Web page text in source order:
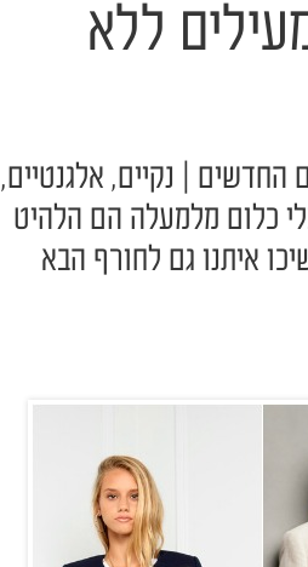
ללא
החדשים | נקיים, אלגנטיים,
כלום מלמעלה הם הלהיט
איתנו גם לחורף הבא